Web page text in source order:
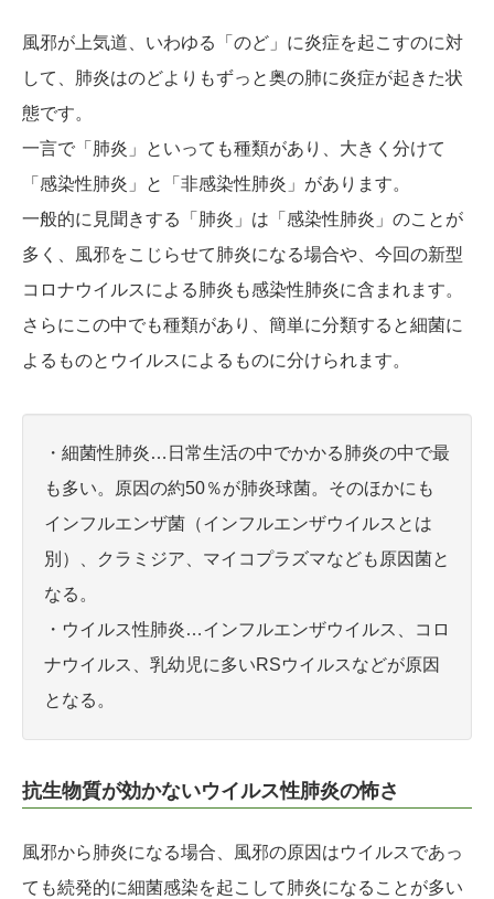
風邪が上気道、いわゆる「のど」に炎症を起こすのに対
して、肺炎はのどよりもずっと奥の肺に炎症が起きた状
態です。
一言で「肺炎」といっても種類があり、大きく分けて
「感染性肺炎」と「非感染性肺炎」があります。
一般的に見聞きする「肺炎」は「感染性肺炎」のことが
多く、風邪をこじらせて肺炎になる場合や、今回の新型
コロナウイルスによる肺炎も感染性肺炎に含まれます。
さらにこの中でも種類があり、簡単に分類すると細菌に
よるものとウイルスによるものに分けられます。
・細菌性肺炎…日常生活の中でかかる肺炎の中で最
も多い。原因の約50％が肺炎球菌。そのほかにも
インフルエンザ菌（インフルエンザウイルスとは
別）、クラミジア、マイコプラズマなども原因菌と
なる。
・ウイルス性肺炎…インフルエンザウイルス、コロ
ナウイルス、乳幼児に多いRSウイルスなどが原因
となる。
抗生物質が効かないウイルス性肺炎の怖さ
風邪から肺炎になる場合、風邪の原因はウイルスであっ
ても続発的に細菌感染を起こして肺炎になることが多い